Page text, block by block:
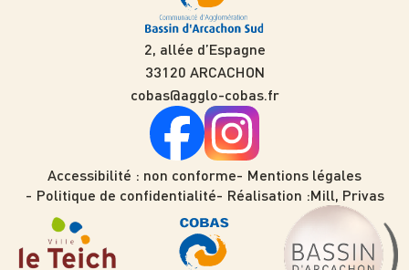
2, allée d’Espagne
33120 ARCACHON
cobas@agglo-cobas.fr
Accessibilité : non conforme
Mentions légales
Politique de confidentialité
Réalisation :Mill, Privas